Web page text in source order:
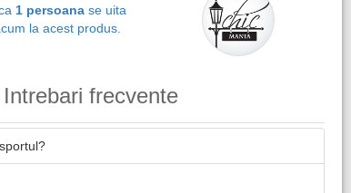
1 persoana se uita
la acest produs.
Intrebari frecvente